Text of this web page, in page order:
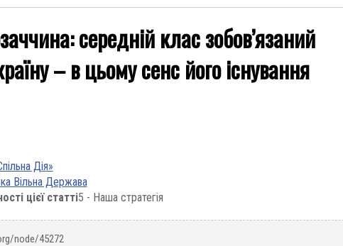
середній клас зобов’язаний
– в цьому сенс його існування
Дія»
Вільна Держава
цієї статті5 - Наша стратегія
node/45272